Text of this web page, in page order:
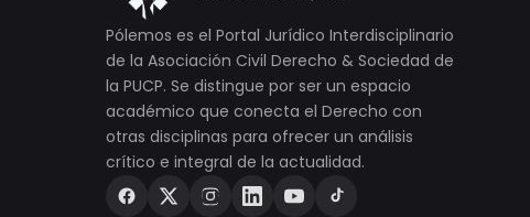
Pólemos es el Portal Jurídico Interdisciplinario
de la Asociación Civil Derecho & Sociedad de
la PUCP. Se distingue por ser un espacio
académico que conecta el Derecho con
otras disciplinas para ofrecer un análisis
crítico e integral de la actualidad.